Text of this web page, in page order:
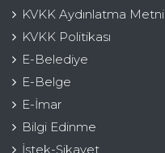
KVKK Aydınlatma Metni
KVKK Politikası
E-Belediye
E-Belge
E-İmar
Bilgi Edinme
İstek-Şikayet